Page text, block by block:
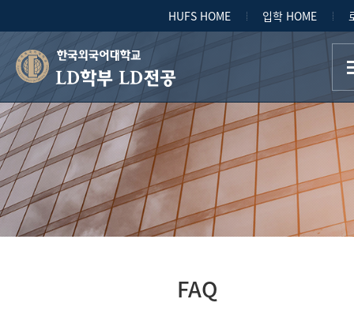
HUFS HOME 입학 HOME
LD학부 LD전공
FAQ